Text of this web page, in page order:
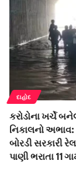
દાહોદ
કરોડોના ખર્ચે
નિકાલનો
બોરડી સરકારી
પાણી ભરાતા 11